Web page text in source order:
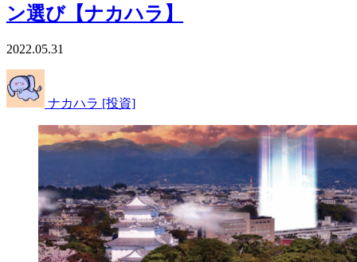
ン選び【ナカハラ】
2022.05.31
ナカハラ [投資]